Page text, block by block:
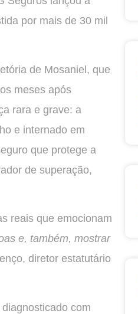
por mais de 30 mil
de Mosaniel, que
meses após
rara e grave: a
e internado em
que protege a
de superação,
reais que emocionam
e, também, mostrar
diretor estatutário
com